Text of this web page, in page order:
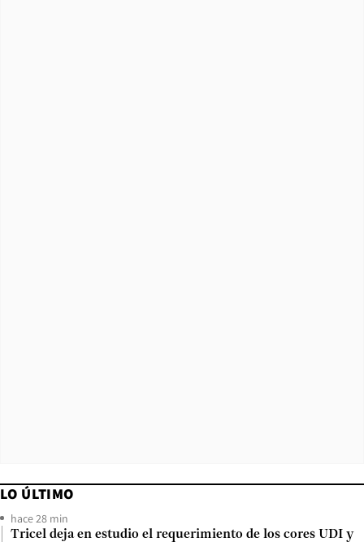
LO ÚLTIMO
hace 28 min
Tricel deja en estudio el requerimiento de los cores UDI y